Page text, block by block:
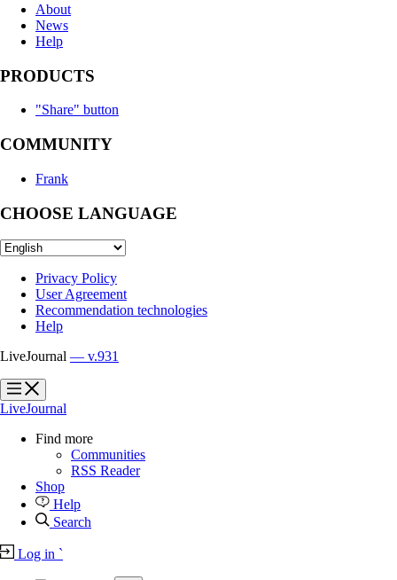
About
News
Help
PRODUCTS
"Share" button
COMMUNITY
Frank
CHOOSE LANGUAGE
Privacy Policy
User Agreement
Recommendation technologies
Help
LiveJournal — v.931
?
?
LiveJournal
Find more
Communities
RSS Reader
Shop
Help
Search
Log in `